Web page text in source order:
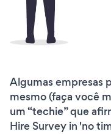
Algumas empresas
mesmo (faça você
um “techie” que
Hire Survey in 'no